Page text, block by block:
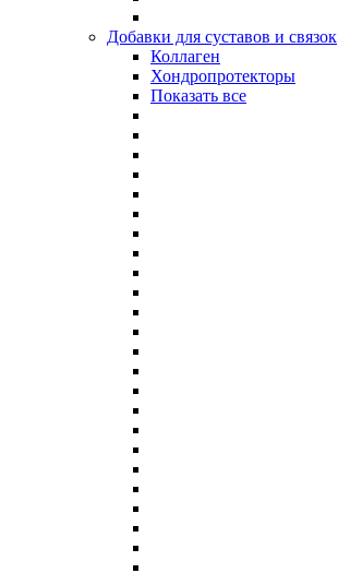
Добавки для суставов и связок
Коллаген
Хондропротекторы
Показать все